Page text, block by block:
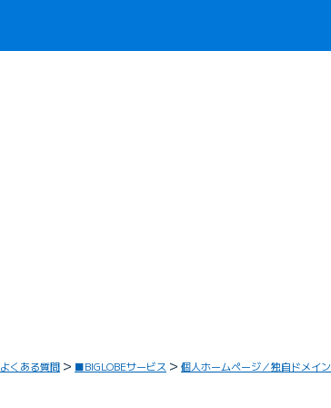
よくある質問 ■BIGLOBEサービス 個人ホームページ／独自ドメイン